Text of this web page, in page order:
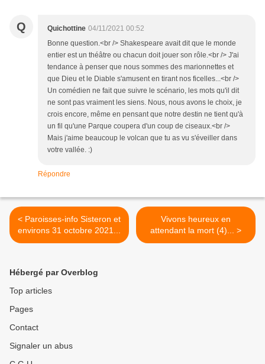
Q Quichottine 04/11/2021 00:52
Bonne question.<br /> Shakespeare avait dit que le monde
entier est un théâtre ou chacun doit jouer son rôle.<br /> J'ai
tendance à penser que nous sommes des marionnettes et
que Dieu et le Diable s'amusent en tirant nos ficelles...<br />
Un comédien ne fait que suivre le scénario, les mots qu'il dit
ne sont pas vraiment les siens. Nous, nous avons le choix, je
crois encore, même en pensant que notre destin ne tient qu'à
un fil qu'une Parque coupera d'un coup de ciseaux.<br />
Mais j'aime beaucoup le volcan que tu as vu s'éveiller dans
votre vallée. :)
Répondre
< Paroisses-info Sisteron et
environs 31 octobre 2021...
Vivons heureux en
attendant la mort (4)... >
Hébergé par Overblog
Top articles
Pages
Contact
Signaler un abus